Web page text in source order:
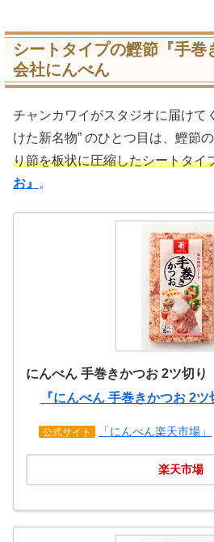
シートタイプの鰹節『手巻
会社にんべん
チャンカワイがスタジオに届けて
けた新名物” のひとつ目は、鰹節
り節を板状に圧縮したシートタイ
お』
。
にんべん 手巻きかつお 2ツ切り
『にんべん 手巻きかつお 2ツ
公式サイト 「にんべん楽天市場」
楽天市場